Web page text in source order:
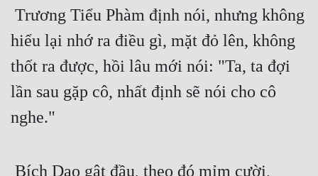
hiểu lại nhớ ra điều gì, mặt đỏ lên, không
thốt ra được, hồi lâu mới nói: "Ta, ta đợi
lần sau gặp cô, nhất định sẽ nói cho cô
nghe."